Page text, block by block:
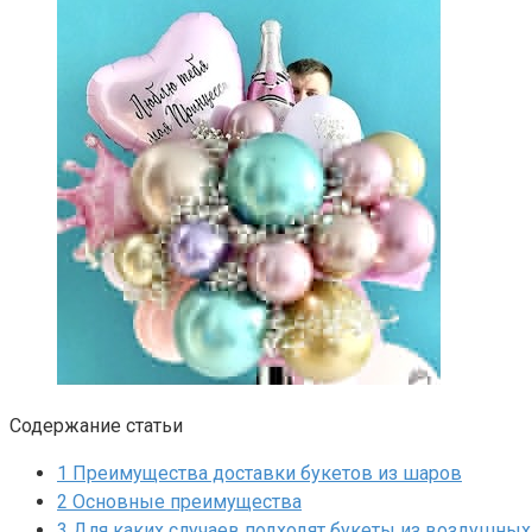
Содержание статьи
1 Преимущества доставки букетов из шаров
2 Основные преимущества